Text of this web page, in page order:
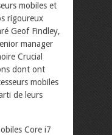
mobiles et
rigoureux
Geof Findley,
manager
Crucial
dont ont
mobiles
de leurs
Core i7